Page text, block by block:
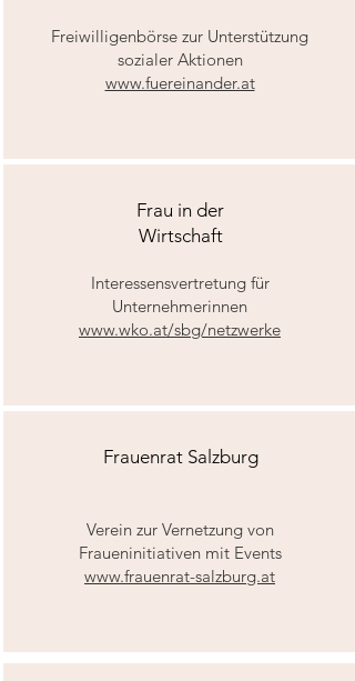
Freiwilligenbörse zur Unterstützung
sozialer Aktionen
www.fuereinander.at
Frau in der
Wirtschaft
Interessensvertretung für
Unternehmerinnen
www.wko.at/sbg/netzwerke
Frauenrat Salzburg
Verein zur Vernetzung von
Fraueninitiativen mit Events
www.frauenrat-salzburg.at